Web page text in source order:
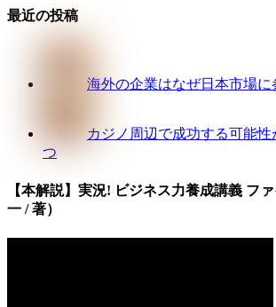
最近の投稿
海外の企業はなぜ日本市場に
カジノ周辺で成功する可能性
つ
【本解説】実況! ビジネス力養成講義 フ
一 / 著）